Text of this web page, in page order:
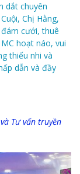
dắt chuyên
Chị Hằng,
cưới, thuê
hoạt náo, vui
thiếu nhi và
dẫn và đầy
Tư vấn truyền